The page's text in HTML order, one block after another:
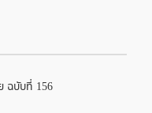
ฉบับที่ 156